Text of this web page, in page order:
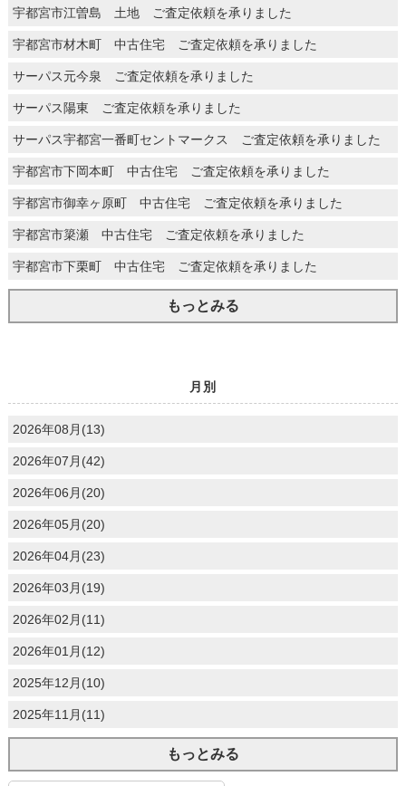
宇都宮市江曽島 土地 ご査定依頼を承りました
宇都宮市材木町 中古住宅 ご査定依頼を承りました
サーパス元今泉 ご査定依頼を承りました
サーパス陽東 ご査定依頼を承りました
サーパス宇都宮一番町セントマークス ご査定依頼を承りました
宇都宮市下岡本町 中古住宅 ご査定依頼を承りました
宇都宮市御幸ヶ原町 中古住宅 ご査定依頼を承りました
宇都宮市簗瀬 中古住宅 ご査定依頼を承りました
宇都宮市下栗町 中古住宅 ご査定依頼を承りました
もっとみる
月別
2026年08月(13)
2026年07月(42)
2026年06月(20)
2026年05月(20)
2026年04月(23)
2026年03月(19)
2026年02月(11)
2026年01月(12)
2025年12月(10)
2025年11月(11)
もっとみる